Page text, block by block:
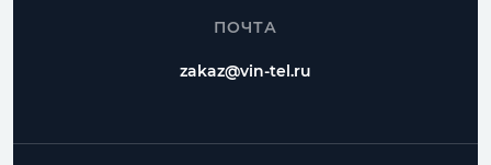
ПОЧТА
zakaz@vin-tel.ru